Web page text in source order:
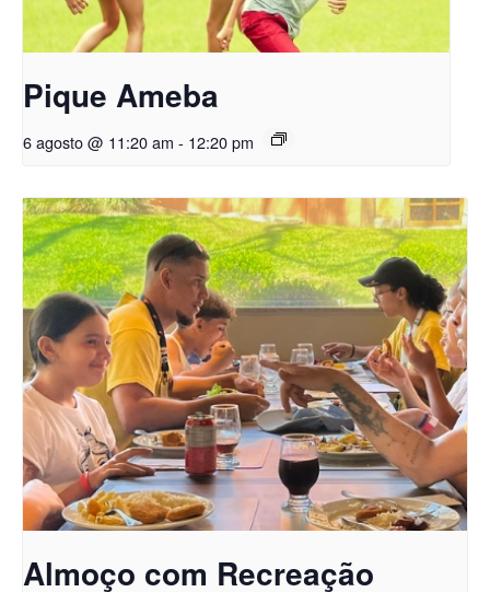
Pique Ameba
6 agosto @ 11:20 am - 12:20 pm
Almoço com Recreação